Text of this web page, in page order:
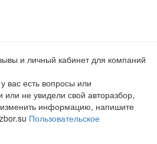
и личный кабинет для компаний
вас есть вопросы или
не увидели свой авторазбор,
информацию, напишите
Пользовательское